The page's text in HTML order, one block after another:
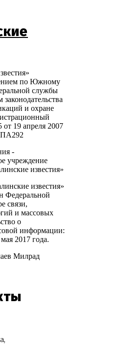
по Южному
службы
и охране
19 апреля 2007
ПА292
-
учреждение
известия»
известия»
Федеральной
связи,
и массовых
о
информации:
2017 года.
Милрад